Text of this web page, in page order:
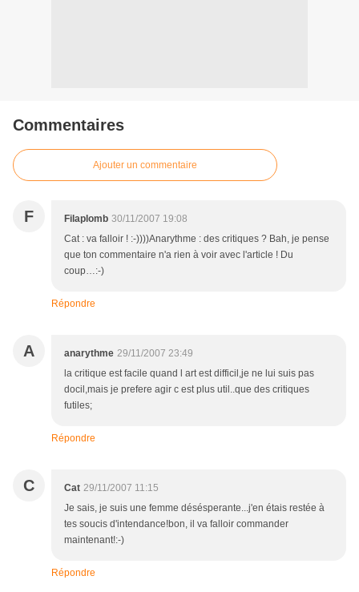
Commentaires
Ajouter un commentaire
F Filaplomb 30/11/2007 19:08
Cat : va falloir ! :-))))Anarythme : des critiques ? Bah, je pense
que ton commentaire n'a rien à voir avec l'article ! Du
coup…:-)
Répondre
A anarythme 29/11/2007 23:49
la critique est facile quand l art est difficil,je ne lui suis pas
docil,mais je prefere agir c est plus util..que des critiques
futiles;
Répondre
C Cat 29/11/2007 11:15
Je sais, je suis une femme désésperante...j'en étais restée à
tes soucis d'intendance!bon, il va falloir commander
maintenant!:-)
Répondre